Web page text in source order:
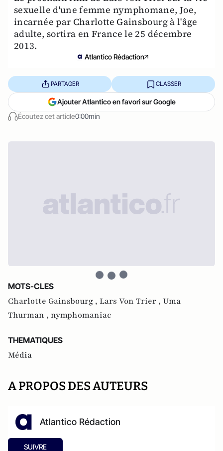
sexuelle d'une femme nymphomane, Joe,
incarnée par Charlotte Gainsbourg à l'âge
adulte, sortira en France le 25 décembre
2013.
Atlantico Rédaction
Écoutez cet article0:00min
PARTAGER CLASSER
Ajouter Atlantico en favori sur Google
MOTS-CLES
Charlotte Gainsbourg , Lars Von Trier , Uma
Thurman , nymphomaniac
THEMATIQUES
Média
A PROPOS DES AUTEURS
Atlantico Rédaction
SUIVRE